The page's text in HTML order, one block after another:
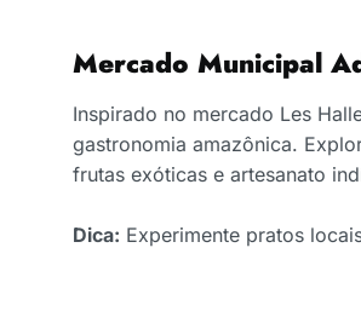
Mercado Municipal
Inspirado no mercado Les
gastronomia amazônica.
frutas exóticas e artesanato
Dica: Experimente pratos